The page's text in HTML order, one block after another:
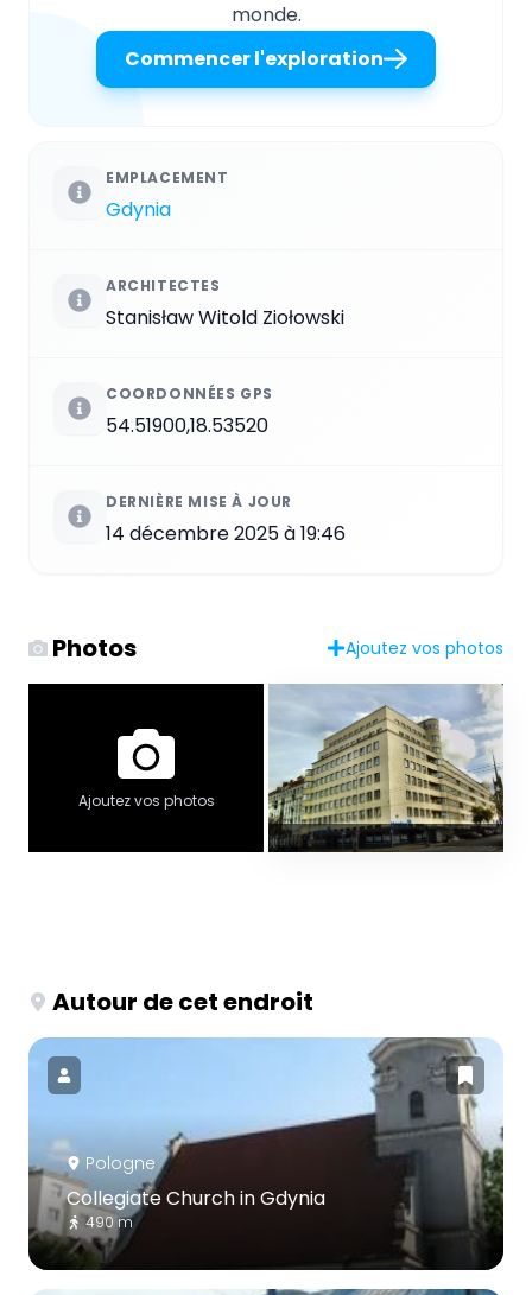
monde.
Commencer l'exploration
EMPLACEMENT
Gdynia
ARCHITECTES
Stanisław Witold Ziołowski
COORDONNÉES GPS
54.51900,18.53520
DERNIÈRE MISE À JOUR
14 décembre 2025 à 19:46
Photos Ajoutez vos photos
Ajoutez vos photos
Autour de cet endroit
Pologne
Collegiate Church in Gdynia
490 m